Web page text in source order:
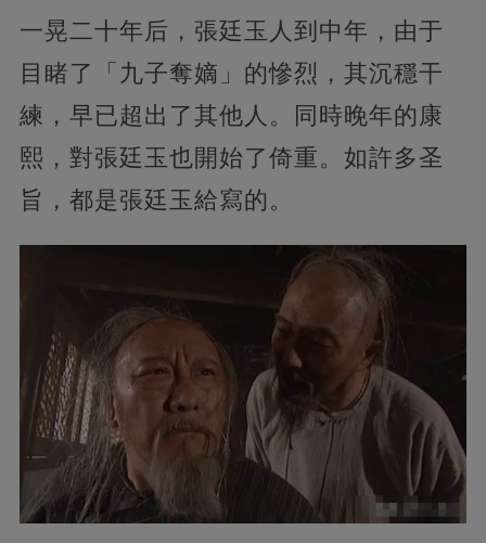
一晃二十年后，張廷玉人到中年，由于
目睹了「九子奪嫡」的慘烈，其沉穩干
練，早已超出了其他人。同時晚年的康
熙，對張廷玉也開始了倚重。如許多圣
旨，都是張廷玉給寫的。